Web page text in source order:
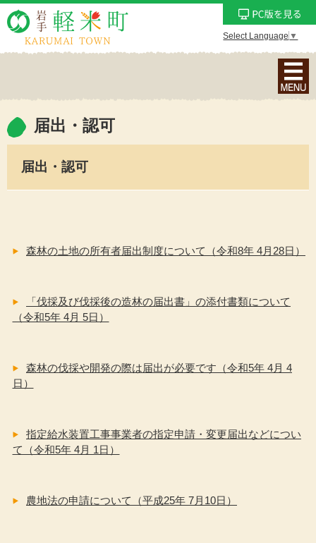
Select Language ▼
ナ
ビ
メ
示
届出・認可
届出・認可
森林の土地の所有者届出制度について（令和8年 4月28日）
「伐採及び伐採後の造林の届出書」の添付書類について
（令和5年 4月 5日）
森林の伐採や開発の際は届出が必要です（令和5年 4月 4
日）
指定給水装置工事事業者の指定申請・変更届出などについ
て（令和5年 4月 1日）
農地法の申請について（平成25年 7月10日）